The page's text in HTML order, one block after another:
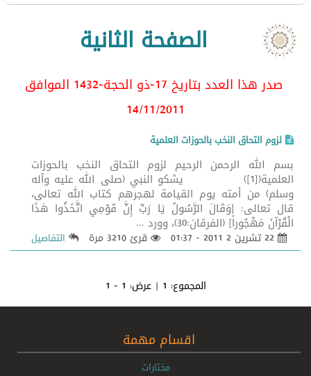
الصفحة الثانية
صدر هذا العدد بتاريخ 17-ذو الحجة-1432 الموافق
14/11/2011
لزوم التحاق النخب بالحوزات العلمية
بسم الله الرحمن الرحيم لزوم التحاق النخب بالحوزات
العلمية([1]) يشكو النبي (صلى الله عليه وآله
وسلم) من أمته يوم القيامة لهجرهم كتاب الله تعالى،
قال تعالى: [وَقَالَ الرَّسُولُ يَا رَبِّ إِنَّ قَوْمِي اتَّخَذُوا هَذَا
الْقُرْآنَ مَهْجُوراً] (الفرقان:30)، وورد ...
قرئ 3210 مرة التفاصيل
المجموع: 1 | عرض: 1 - 1
اقسام مهمة
مختارات